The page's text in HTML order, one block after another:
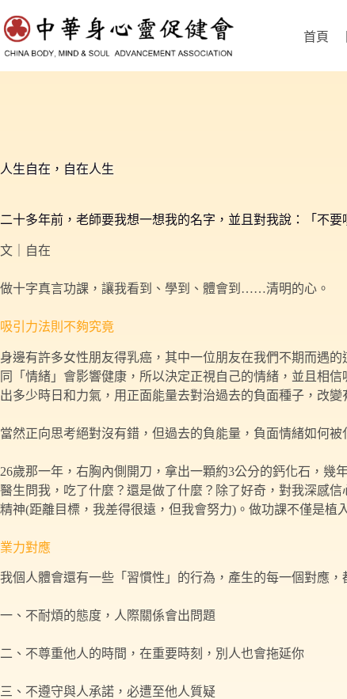
至
主
首頁
人生自在，自在人生
二十多年前，老師要我想一想我的名字，並且對我說：「不要
文｜自在
做十字真言功課，讓我看到、學到、體會到……清明的心。
吸引力法則不夠究竟
身邊有許多女性朋友得乳癌，其中一位朋友在我們不期而遇
同「情緒」會影響健康，所以決定正視自己的情緒，並且相
出多少時日和力氣，用正面能量去對治過去的負面種子，改變
當然正向思考絕對沒有錯，但過去的負能量，負面情緒如何
26歲那一年，右胸內側開刀，拿出一顆約3公分的鈣化石，幾
醫生問我，吃了什麼？還是做了什麼？除了好奇，對我深感
精神(距離目標，我差得很遠，但我會努力)。做功課不僅是植
業力對應
我個人體會還有一些「習慣性」的行為，產生的每一個對應，
一、不耐煩的態度，人際關係會出問題
二、不尊重他人的時間，在重要時刻，別人也會拖延你
三、不遵守與人承諾，必遭至他人質疑